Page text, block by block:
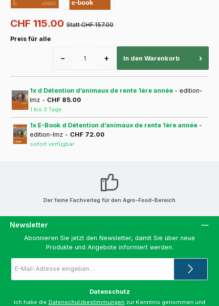
CHF 115.00 Statt CHF 157.00
Preis für alle
− + In den Warenkorb ›
1x d Détention d’animaux de rente 1ère année - edition-
lmz - CHF 85.00
1 bis 3 Tage
1x E-Book d Détention d’animaux de rente 1ère année -
edition-lmz - CHF 72.00
sofort verfügbar
Der feine Fachverlag für den Agro-Food-Bereich
Newsletter
Abonnieren Sie jetzt den Newsletter, damit Sie über neue
Produkte und Angebote informiert werden.
Mail-
*
Datenschutz
Ich habe die Datenschutzbestimmungen zur Kenntnis genommen und